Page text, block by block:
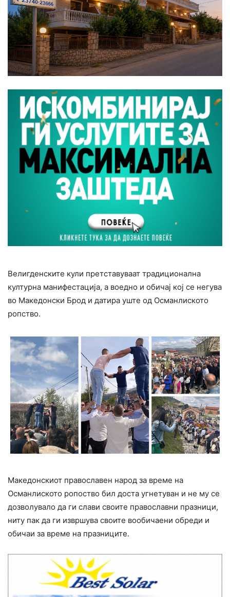
Велигденските кули претставуваат традиционална
културна манифестација, а воедно и обичај кој се негува
во Македонски Брод и датира уште од Османлиското
ропство.
Maкедонскиот православен народ за време на
Османлиското ропоство бил доста угнетуван и не му се
дозволувало да ги слави своите православни празници,
ниту пак да ги извршува своите вообичаени обреди и
обичаи за време на празниците.